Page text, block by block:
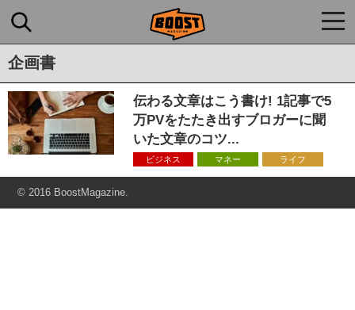
企画書
伝わる文章はこう書け! 1記事で5
万PVをたたき出すブロガーに聞
いた文章のコツ...
ビジネス マネー ライフ
© 2016 BoostMagazine.